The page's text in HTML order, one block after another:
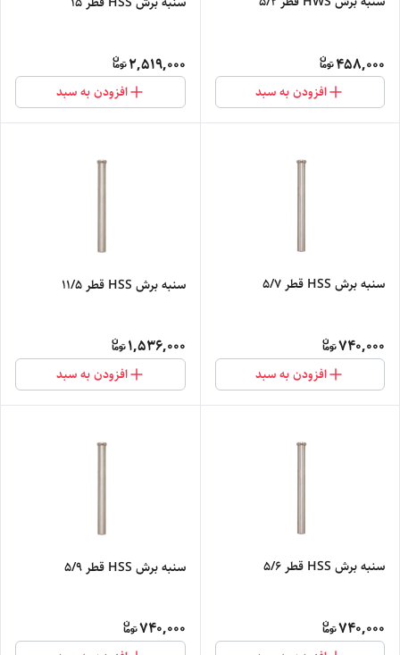
458,000
افزودن به سبد
2,519,000
افزودن به سبد
سنبه برش HSS قطر 5/7
740,000
افزودن به سبد
سنبه برش HSS قطر 11/5
1,536,000
افزودن به سبد
سنبه برش HSS قطر 5/6
740,000
سنبه برش HSS قطر 5/9
740,000